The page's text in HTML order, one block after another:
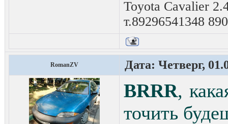
Toyota Cavalier
т.89296541348
RomanZV Дата: Четверг,
BRRR,
точить